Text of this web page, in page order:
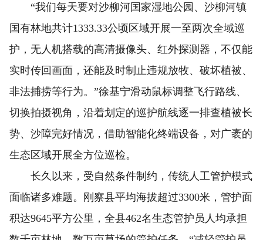
“我们每天要对沙柳河国家湿地公园、沙柳河镇
国有林地共计1333.33公顷区域开展一至两次全域巡
护，无人机搭载的高清摄像头、红外探测器，不仅能
实时传回画面，还能及时制止违规放牧、破坏植被、
非法捕捞等行为。”徐基宁滑动鼠标调整飞行路线、
切换拍摄视角，沿着划定的巡护航线逐一排查植被长
势、沙障完好情况，借助智能化终端设备，对广袤的
生态区域开展全方位巡检。
长久以来，受自然条件制约，传统人工管护模式
面临诸多难题。刚察县平均海拔超过3300米，管护面
积达9645平方公里，全县462名生态管护员人均承担